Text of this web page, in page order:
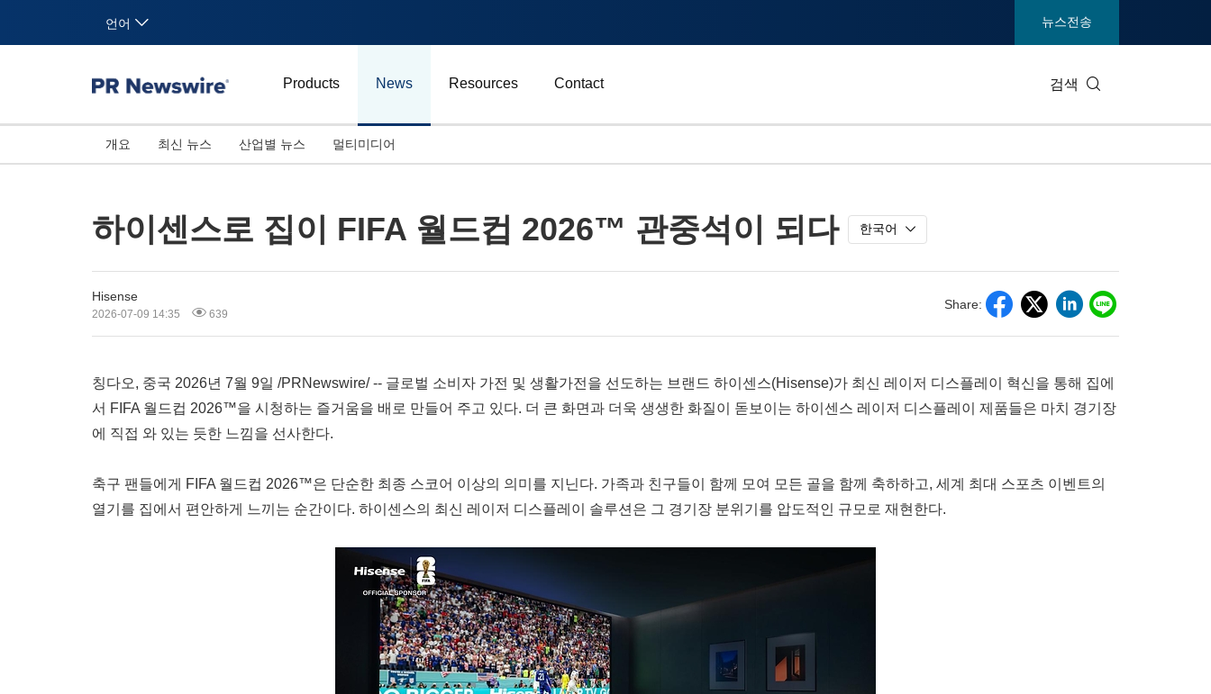
언어 뉴스전송
Products News Resources Contact 검색
개요 최신 뉴스 산업별 뉴스
에너지 엔터테인먼트 및 미디어
멀티미디어
하이센스로 집이 FIFA 월드컵 2026™ 관중석이 되다 한국어
Hisense
2026-07-09 14:35 639
Share:
칭다오, 중국 2026년 7월 9일 /PRNewswire/ -- 글로벌 소비자 가전 및 생활가전을 선도하는 브랜드 하이센스(Hisense)가 최신 레이저 디스플레이 혁신을 통해 집에
서 FIFA 월드컵 2026™을 시청하는 즐거움을 배로 만들어 주고 있다. 더 큰 화면과 더욱 생생한 화질이 돋보이는 하이센스 레이저 디스플레이 제품들은 마치 경기장
에 직접 와 있는 듯한 느낌을 선사한다.
축구 팬들에게 FIFA 월드컵 2026™은 단순한 최종 스코어 이상의 의미를 지닌다. 가족과 친구들이 함께 모여 모든 골을 함께 축하하고, 세계 최대 스포츠 이벤트의
열기를 집에서 편안하게 느끼는 순간이다. 하이센스의 최신 레이저 디스플레이 솔루션은 그 경기장 분위기를 압도적인 규모로 재현한다.